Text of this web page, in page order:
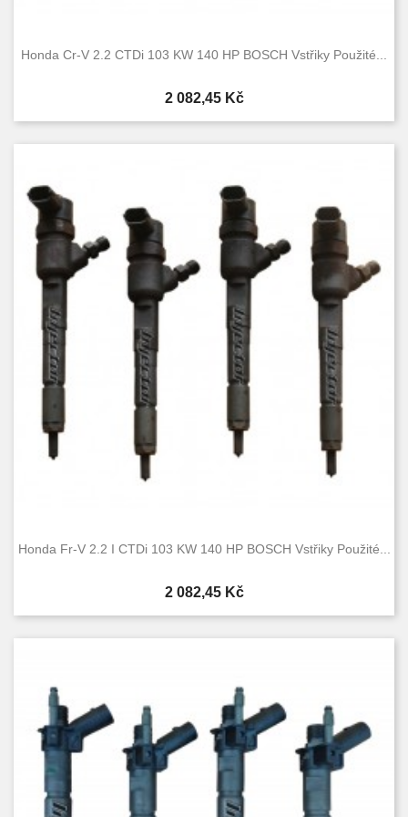
Honda Cr-V 2.2 CTDi 103 KW 140 HP BOSCH Vstřiky Použité...
Cena
2 082,45 Kč
Honda Fr-V 2.2 I CTDi 103 KW 140 HP BOSCH Vstřiky Použité...
Cena
2 082,45 Kč